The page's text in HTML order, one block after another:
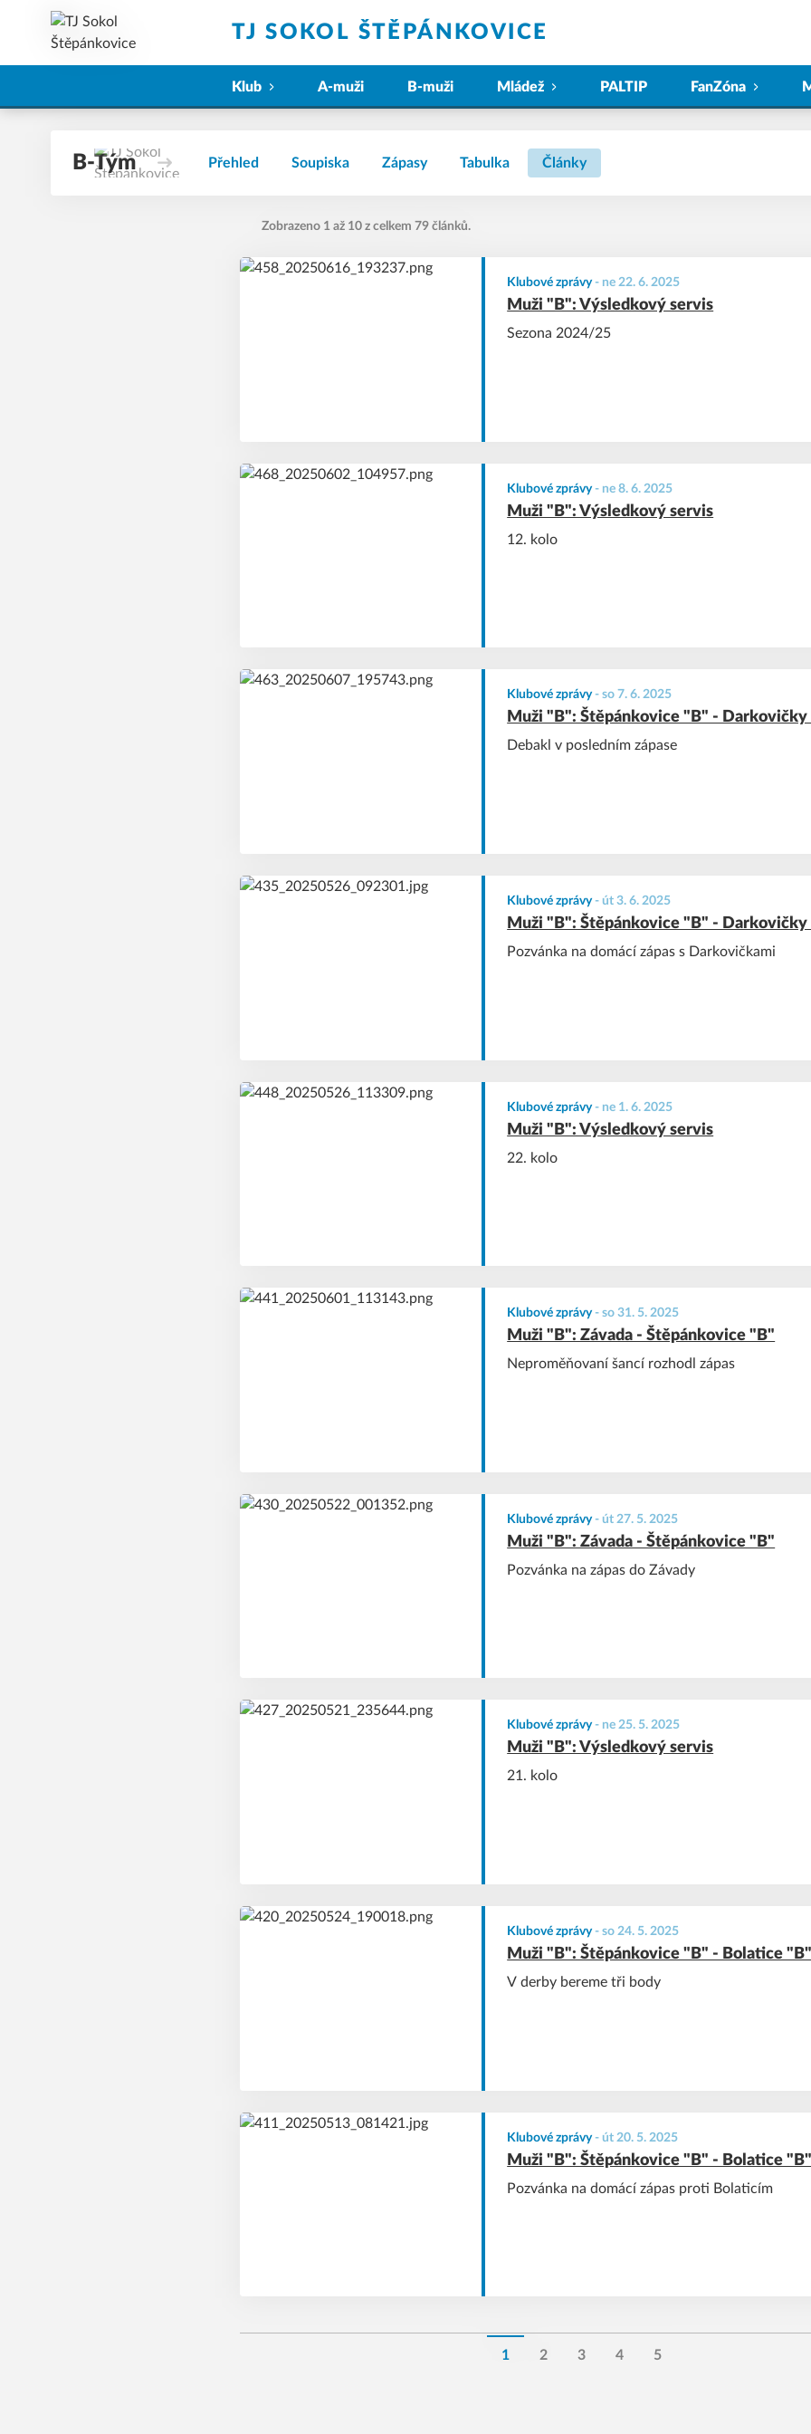
TJ SOKOL ŠTĚPÁNKOVICE
Klub A-muži B-muži Mládež PALTIP FanZóna
B-Tým Přehled Soupiska Zápasy Tabulka Články
Zobrazeno 1 až 10 z celkem 79 článků.
Klubové zprávy- ne 22. 6. 2025
Muži "B": Výsledkový servis
Sezona 2024/25
Klubové zprávy- ne 8. 6. 2025
Muži "B": Výsledkový servis
12. kolo
Klubové zprávy-so 7. 6. 2025
Muži "B": Štěpánkovice "B" -
Debakl v posledním zápase
Klubové zprávy-út 3. 6. 2025
Muži "B": Štěpánkovice "B" -
Pozvánka na domácí zápas s Darkovičkami
Klubové zprávy- ne 1. 6. 2025
Muži "B": Výsledkový servis
22. kolo
Klubové zprávy-so 31. 5. 2025
Muži "B": Závada - Štěpánkovice "B"
Neproměňovaní šancí rozhodl zápas
Klubové zprávy-út 27. 5. 2025
Muži "B": Závada - Štěpánkovice "B"
Pozvánka na zápas do Závady
Klubové zprávy- ne 25. 5. 2025
Muži "B": Výsledkový servis
21. kolo
Klubové zprávy-so 24. 5. 2025
Muži "B": Štěpánkovice "B" - Bolatice
V derby bereme tři body
Klubové zprávy-út 20. 5. 2025
Muži "B": Štěpánkovice "B" - Bolatice
Pozvánka na domácí zápas proti Bolaticím
1 2 3 4 5